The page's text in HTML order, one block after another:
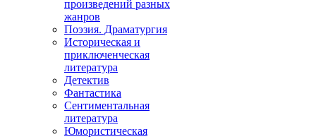
произведений разных
жанров
Поэзия. Драматургия
Историческая и
приключенческая
литература
Детектив
Фантастика
Сентиментальная
литература
Юмористическая